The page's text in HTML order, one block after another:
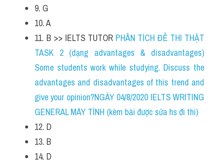
9. G
10. A
11. B >> IELTS TUTOR PHÂN TÍCH ĐỀ THI THẬT
TASK 2 (dạng advantages & disadvantages)
Some students work while studying. Discuss the
advantages and disadvantages of this trend and
give your opinion?NGÀY 04/8/2020 IELTS WRITING
GENERAL MÁY TÍNH (kèm bài được sửa hs đi thi)
12. D
13. B
14. D